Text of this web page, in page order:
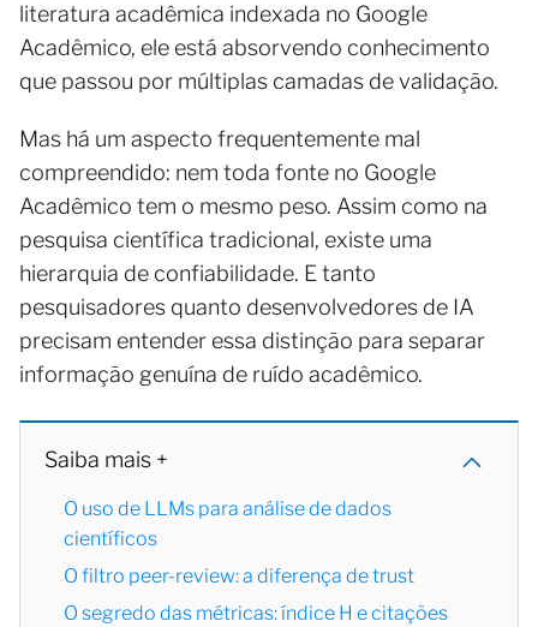
literatura acadêmica indexada no Google
Acadêmico, ele está absorvendo conhecimento
que passou por múltiplas camadas de validação.
Mas há um aspecto frequentemente mal
compreendido: nem toda fonte no Google
Acadêmico tem o mesmo peso. Assim como na
pesquisa científica tradicional, existe uma
hierarquia de confiabilidade. E tanto
pesquisadores quanto desenvolvedores de IA
precisam entender essa distinção para separar
informação genuína de ruído acadêmico.
Saiba mais +
O uso de LLMs para análise de dados
científicos
O filtro peer-review: a diferença de trust
O segredo das métricas: índice H e citações